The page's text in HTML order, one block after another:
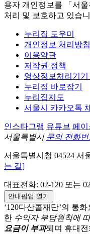
용자 개인정보를 「서
처리 및 보호하고 있습
누리집 도우미
개인정보 처리방침
이용약관
저작권 정책
영상정보처리기기
누리집 바로잡기
누리집지도
서울시 카카오톡
인스타그램 유튜브 페이
서울특별시 문의 전화
서울특별시청 04524 서
는 길]
대표전화: 02-120 또는
안내팝업 열기
‘120다산콜재단’의 통
한 수익자 부담원칙에
요금이 부과되며 휴대